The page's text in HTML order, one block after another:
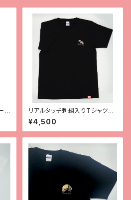
リアルタッチ刺繍入りTシャツ
【ガーゴイルゲッコー】
¥4,500